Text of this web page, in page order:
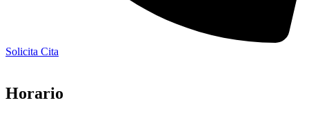
Solicita Cita
Horario